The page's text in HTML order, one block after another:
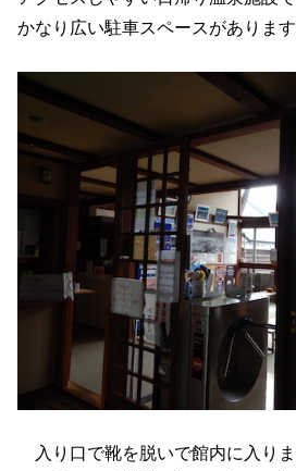
かなり広い駐車スペースがあります
入り口で靴を脱いで館内に入り